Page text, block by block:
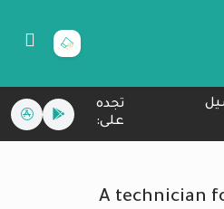
تجده
على:
A technician